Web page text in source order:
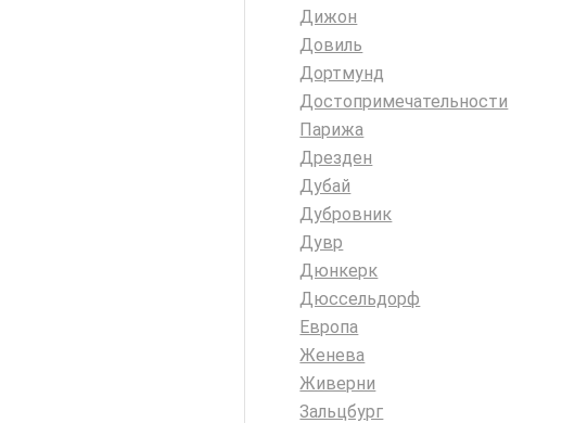
Дижон
Довиль
Дортмунд
Достопримечательности
Парижа
Дрезден
Дубай
Дубровник
Дувр
Дюнкерк
Дюссельдорф
Европа
Женева
Живерни
Зальцбург